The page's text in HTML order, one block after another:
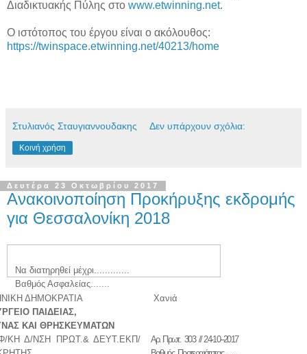
Διαδικτυακής Πύλης στο www.etwinning.net.
Ο ιστότοπος του έργου είναι ο ακόλουθος:
https://twinspace.etwinning.net/40213/home
Στυλιανός Σταυγιαννουδακης Δεν υπάρχουν σχόλια:
Κοινή χρήση
Δευτέρα 23 Οκτωβρίου 2017
Ανακοινοποίηση Προκήρυξης εκδρομής
για Θεσσαλονίκη 2018
Να διατηρηθεί μέχρι.............
Βαθμός Ασφαλείας.......
ΔΗΜΟΚΡΑΤΙΑ
ΠΑΙΔΕΙΑΣ,
ΚΑΙ ΘΡΗΣΚΕΥΜΑΤΩΝ
Χανιά
ΚΗ Δ/ΝΣΗ ΠΡΩΤ.& ΔΕΥΤ.ΕΚΠ/
Αρ. Πρωτ. 303 // 24-10--2017